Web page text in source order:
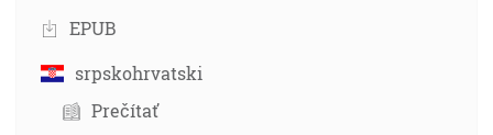
EPUB
srpskohrvatski
Prečítať